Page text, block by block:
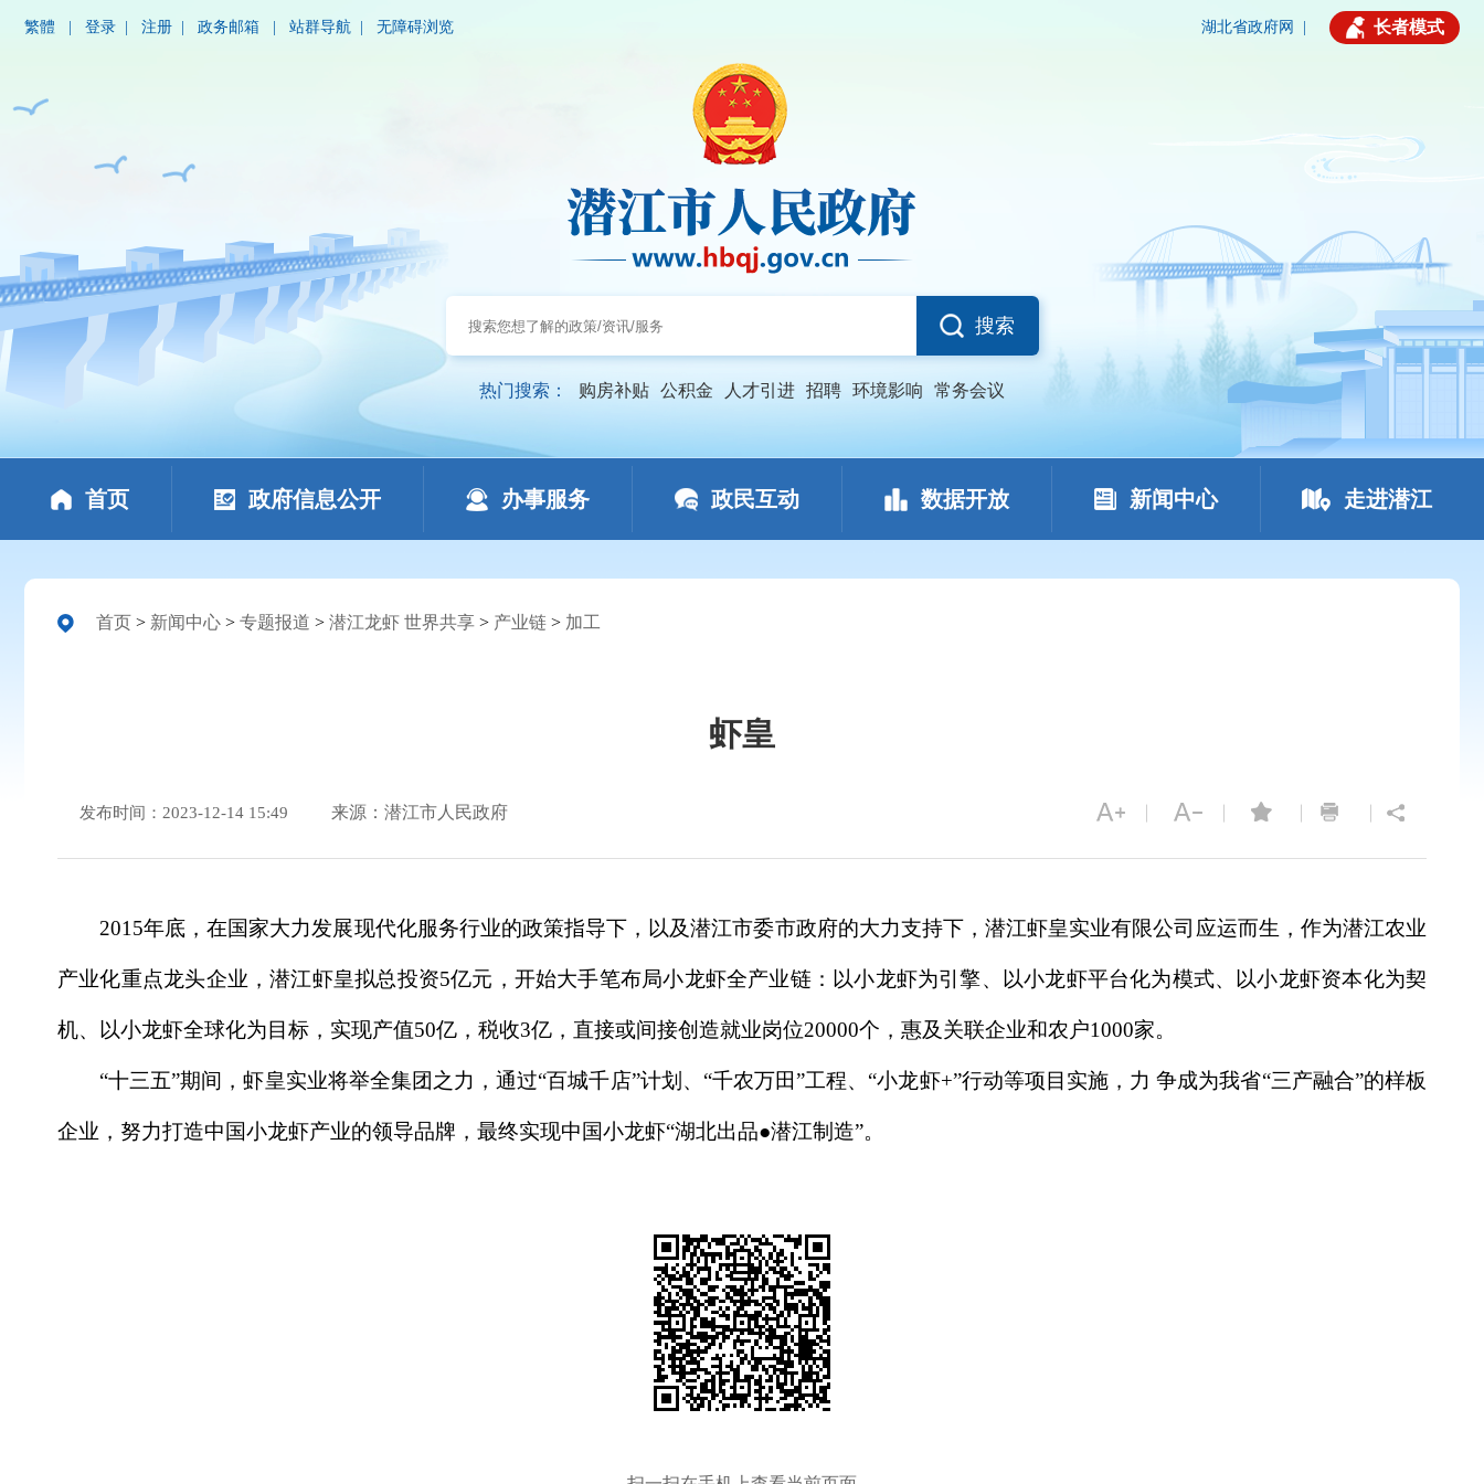
繁體 登录 注册 政务邮箱 站群导航 无障碍浏览 湖北省政府网 长者模式
搜索
热门搜索： 购房补贴 公积金 人才引进 招聘 环境影响 常务会议
首页 政府信息公开 办事服务 政民互动 数据开放 新闻中心 走进潜江
首页 > 新闻中心 > 专题报道 > 潜江龙虾 世界共享 > 产业链 > 加工
虾皇
发布时间：2023-12-14 15:49 来源：潜江市人民政府
2015年底，在国家大力发展现代化服务行业的政策指导下，以及潜江市委市政府的大力支持下，潜江虾皇实业有限公司应运而生，作为潜江农业
产业化重点龙头企业，潜江虾皇拟总投资5亿元，开始大手笔布局小龙虾全产业链：以小龙虾为引擎、以小龙虾平台化为模式、以小龙虾资本化为契
机、以小龙虾全球化为目标，实现产值50亿，税收3亿，直接或间接创造就业岗位20000个，惠及关联企业和农户1000家。
“十三五”期间，虾皇实业将举全集团之力，通过“百城千店”计划、“千农万田”工程、“小龙虾+”行动等项目实施，力 争成为我省“三产融合”的样板
企业，努力打造中国小龙虾产业的领导品牌，最终实现中国小龙虾“湖北出品●潜江制造”。